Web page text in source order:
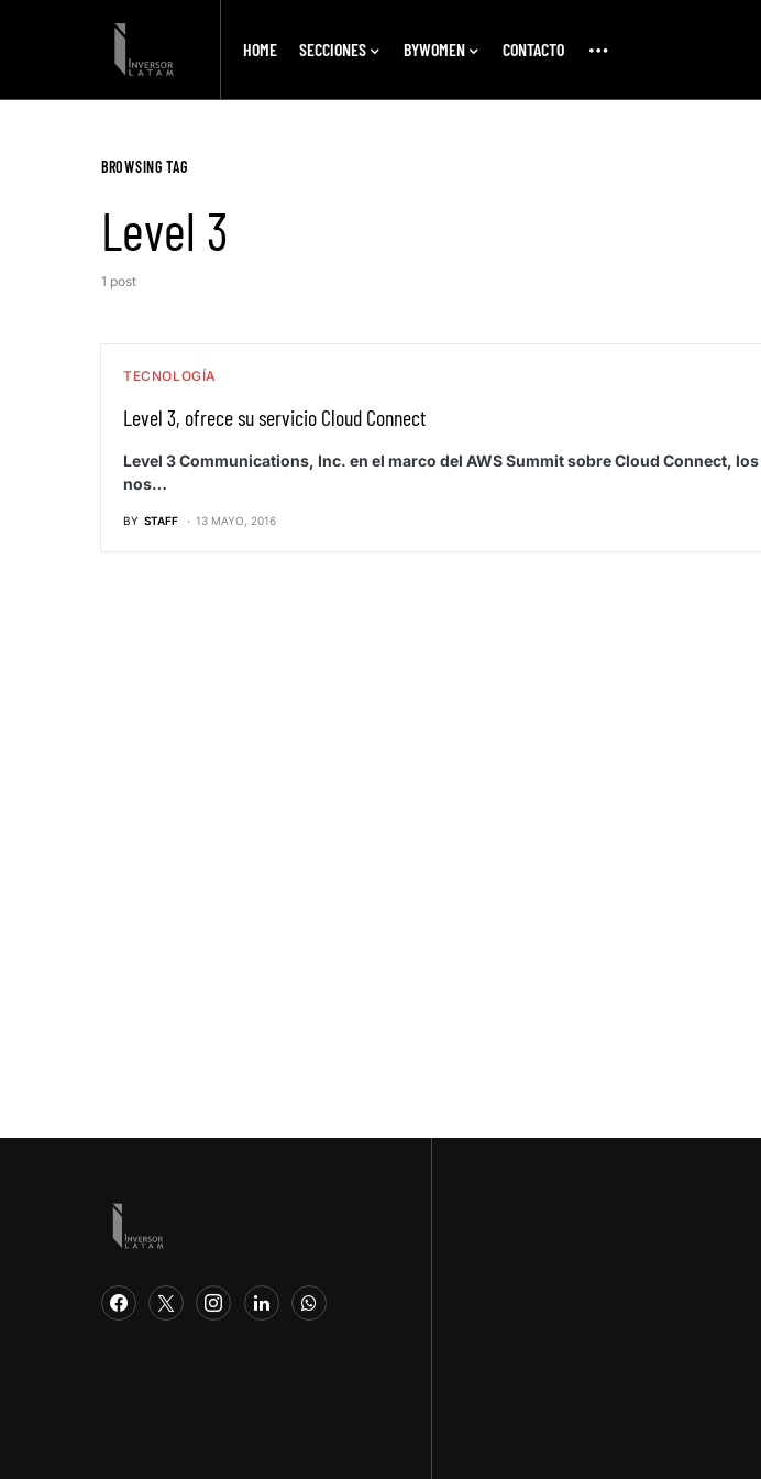
HOME SECCIONES BYWOMEN CONTACTO
BROWSING TAG
Level 3
1 post
TECNOLOGÍA
Level 3, ofrece su servicio Cloud Connect
Level 3 Communications, Inc. en el marco del AWS Summit sobre Cloud Connect,
nos…
BY STAFF 13 MAYO, 2016